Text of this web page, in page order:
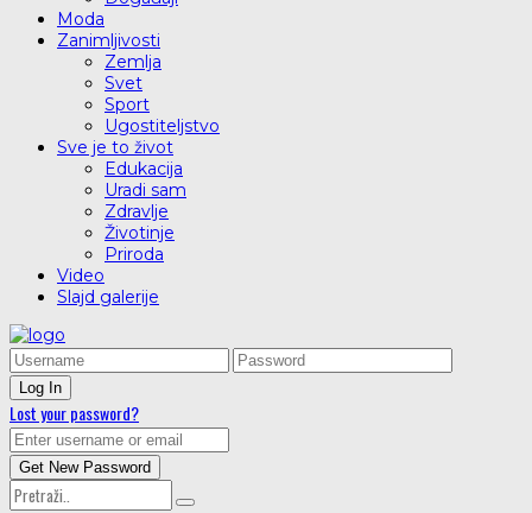
Moda
Zanimljivosti
Zemlja
Svet
Sport
Ugostiteljstvo
Sve je to život
Edukacija
Uradi sam
Zdravlje
Životinje
Priroda
Video
Slajd galerije
Lost your password?